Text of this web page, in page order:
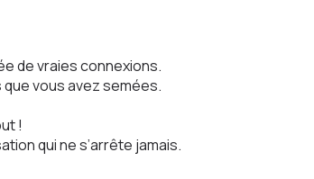
de vraies connexions.
vous avez semées.
!
qui ne s’arrête jamais.